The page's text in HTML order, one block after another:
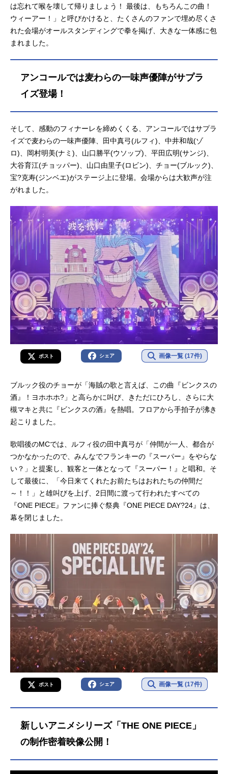
は忘れて喉を壊して帰りましょう！ 最後は、もちろんこの曲！
ウィーアー！」と呼びかけると、たくさんのファンで埋め尽くさ
れた会場がオールスタンディングで拳を掲げ、大きな一体感に包
まれました。
アンコールでは麦わらの一味声優陣がサプラ
イズ登場！
そして、感動のフィナーレを締めくくる、アンコールではサプラ
イズで麦わらの一味声優陣、田中真弓(ルフィ)、中井和哉(ゾ
ロ)、岡村明美(ナミ)、山口勝平(ウソップ)、平田広明(サンジ)、
大谷育江(チョッパー)、山口由里子(ロビン)、チョー(ブルック)、
宝?克寿(ジンベエ)がステージ上に登場。会場からは大歓声が注
がれました。
ポスト シェア 画像一覧 (17件)
ブルック役のチョーが「海賊の歌と言えば、この曲『ビンクスの
酒』！ヨホホホ?」と高らかに叫び、きただにひろし、さらに大
槻マキと共に『ビンクスの酒』を熱唱。フロアから手拍子が沸き
起こりました。
歌唱後のMCでは、ルフィ役の田中真弓が「仲間が一人、都合が
つかなかったので、みんなでフランキーの『スーパー』をやらな
い？」と提案し、観客と一体となって『スーパー！』と唱和。そ
して最後に、「今日来てくれたお前たちはおれたちの仲間だ
～！！」と雄叫びを上げ、2日間に渡って行われたすべての
『ONE PIECE』ファンに捧ぐ祭典『ONE PIECE DAY?24』は、
幕を閉じました。
ポスト シェア 画像一覧 (17件)
新しいアニメシリーズ「THE ONE PIECE」
の制作密着映像公開！